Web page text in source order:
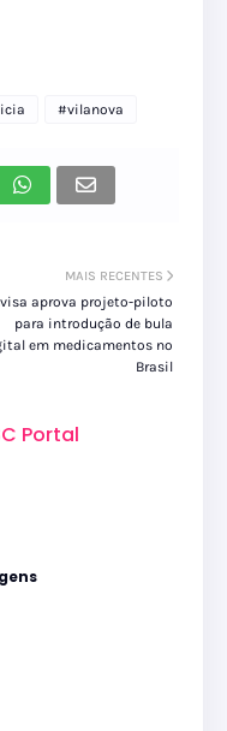
#vilanova
MAIS RECENTES
aprova projeto-piloto
para introdução de bula
em medicamentos no
Brasil
Portal